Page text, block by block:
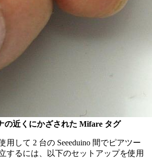
の近くにかざされた Mifare タグ
用して 2 台の Seeeduino 間でピアツー
するには、以下のセットアップを使用